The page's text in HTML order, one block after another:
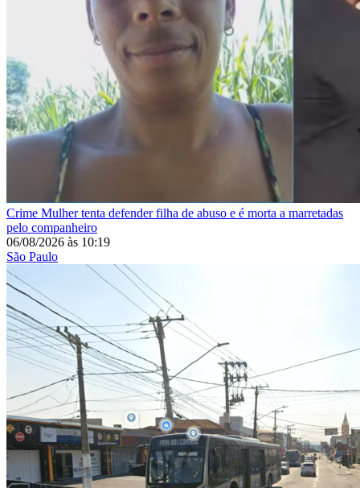
Crime Mulher tenta defender filha de abuso e é morta a marretadas
pelo companheiro
06/08/2026 às 10:19
São Paulo